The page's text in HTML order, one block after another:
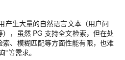
产生大量的自然语言文本（用户问
，虽然 PG 支持全文检索，但在处
、模糊匹配等方面性能有限，也难
"等需求。